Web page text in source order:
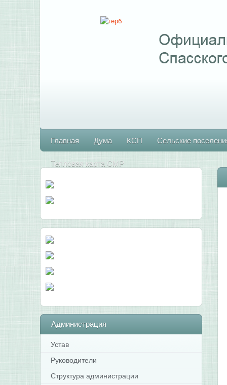
Главная Дума КСП Сельские
Тепловая карта СМР
Администрация
Устав
Руководители
Структура администрации